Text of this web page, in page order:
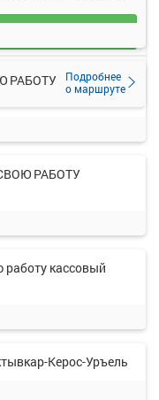
Подробнее
о маршруте
РАБОТУ
РАБОТУ
работу кассовый
Керос-Уръель